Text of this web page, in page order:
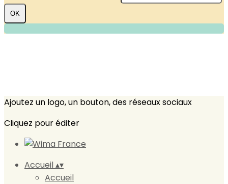
OK
Ajoutez un logo, un bouton, des réseaux sociaux
Cliquez pour éditer
Accueil▴▾
Accueil